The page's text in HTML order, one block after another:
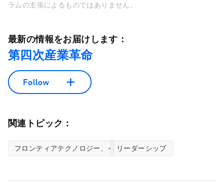
ラムの主張によるものではありません。
最新の情報をお届けします：
第四次産業革命
Follow
関連トピック：
フロンティアテクノロジー、イノベーションセンター
リーダーシップ